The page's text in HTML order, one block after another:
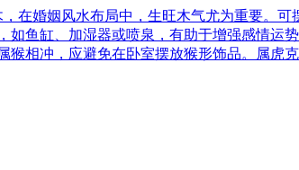
在婚姻风水布局中，生旺木气尤为重要。
鱼缸、加湿器或喷泉，有助于增强感情运
相冲，应避免在卧室摆放猴形饰品。属虎